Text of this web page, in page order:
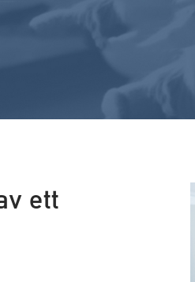
ett